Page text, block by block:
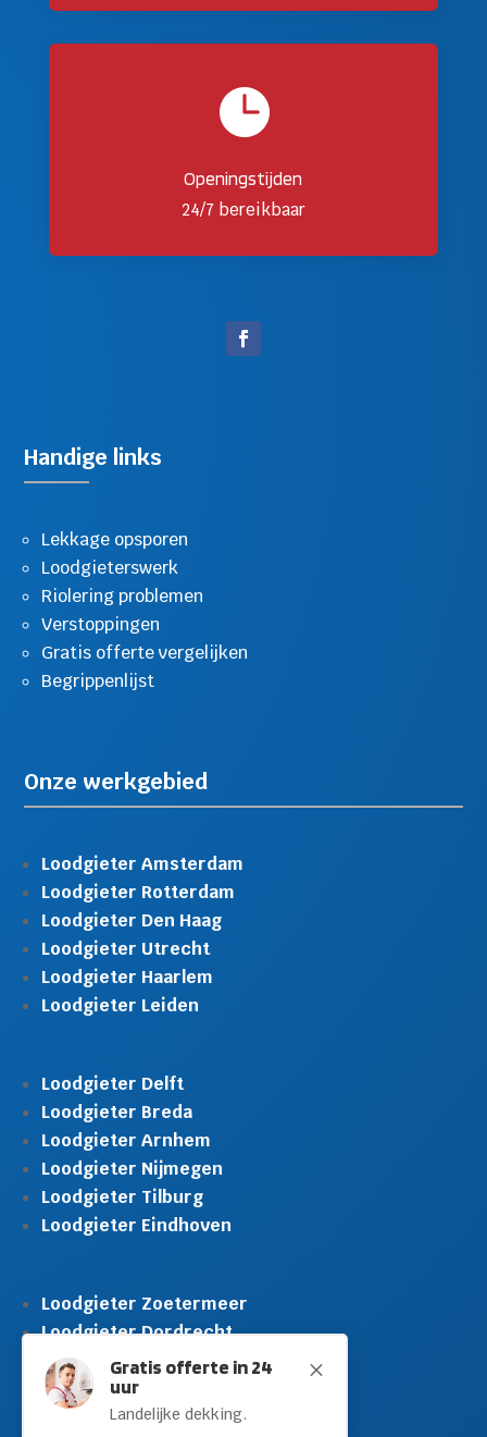

Openingstijden
24/7 bereikbaar
M
Gratis offerte in 24
uur
Landelijke dekking.
Handige links
Lekkage opsporen
Loodgieterswerk
Riolering problemen
Verstoppingen
Gratis offerte vergelijken
Begrippenlijst
Onze werkgebied
Loodgieter Amsterdam
Loodgieter Rotterdam
Loodgieter Den Haag
Loodgieter Utrecht
Loodgieter Haarlem
Loodgieter Leiden
Loodgieter Delft
Loodgieter Breda
Loodgieter Arnhem
Loodgieter Nijmegen
Loodgieter Tilburg
Loodgieter Eindhoven
Loodgieter Zoetermeer
Loodgieter Dordrecht
Loodgieter Rijswijk
Loodgieter Schiedam
Loodgieter Leidschendam